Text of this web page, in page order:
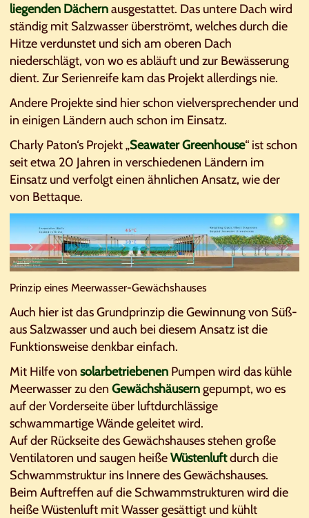
liegenden Dächernausgestattet. Das untere Dach wird
ständig mit Salzwasser überströmt, welches durch die
Hitze verdunstet und sich am oberen Dach
niederschlägt, von wo es abläuft und zur Bewässerung
dient. Zur Serienreife kam das Projekt allerdings nie.
Andere Projekte sind hier schon vielversprechender und
in einigen Ländern auch schon im Einsatz.
Charly Paton‘s Projekt „Seawater Greenhouse“ ist schon
seit etwa 20 Jahren in verschiedenen Ländern im
Einsatz und verfolgt einen ähnlichen Ansatz, wie der
von Bettaque.
Prinzip eines Meerwasser-Gewächshauses
Auch hier ist das Grundprinzip die Gewinnung von Süß-
aus Salzwasser und auch bei diesem Ansatz ist die
Funktionsweise denkbar einfach.
Mit Hilfe von solarbetriebenen Pumpen wird das kühle
Meerwasser zu den Gewächshäuserngepumpt, wo es
auf der Vorderseite über luftdurchlässige
schwammartige Wände geleitet wird.
Auf der Rückseite des Gewächshauses stehen große
Ventilatoren und saugen heißeWüstenluftdurch die
Schwammstruktur ins Innere des Gewächshauses.
Beim Auftreffen auf die Schwammstrukturen wird die
heiße Wüstenluft mit Wasser gesättigt und kühlt